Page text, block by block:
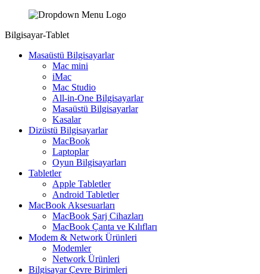
Bilgisayar-Tablet
Masaüstü Bilgisayarlar
Mac mini
iMac
Mac Studio
All-in-One Bilgisayarlar
Masaüstü Bilgisayarlar
Kasalar
Dizüstü Bilgisayarlar
MacBook
Laptoplar
Oyun Bilgisayarları
Tabletler
Apple Tabletler
Android Tabletler
MacBook Aksesuarları
MacBook Şarj Cihazları
MacBook Çanta ve Kılıfları
Modem & Network Ürünleri
Modemler
Network Ürünleri
Bilgisayar Çevre Birimleri